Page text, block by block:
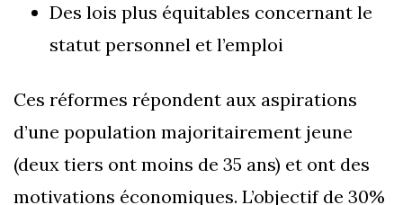
Des lois plus équitables concernant le
statut personnel et l’emploi
Ces réformes répondent aux aspirations
d’une population majoritairement jeune
(deux tiers ont moins de 35 ans) et ont des
motivations économiques. L’objectif de 30%